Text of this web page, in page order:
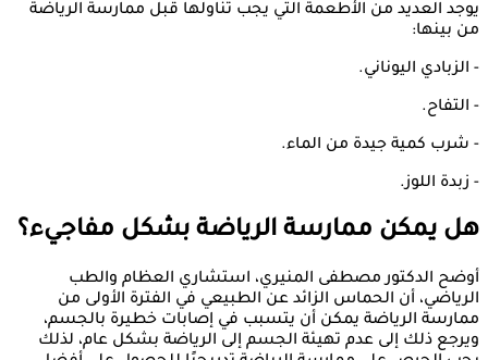
يوجد العديد من الأطعمة التي يجب تناولها قبل ممارسة الرياضة
من بينها:
- الزبادي اليوناني.
- التفاح.
- شرب كمية جيدة من الماء.
- زبدة اللوز.
هل يمكن ممارسة الرياضة بشكل مفاجيء؟
أوضح الدكتور مصطفى المنيري، استشاري العظام والطب
الرياضي، أن الحماس الزائد عن الطبيعي في الفترة الأولى من
ممارسة الرياضة يمكن أن يتسبب في إصابات خطيرة بالجسم،
ويرجع ذلك إلى عدم تهيئة الجسم إلى الرياضة بشكل عام، لذلك